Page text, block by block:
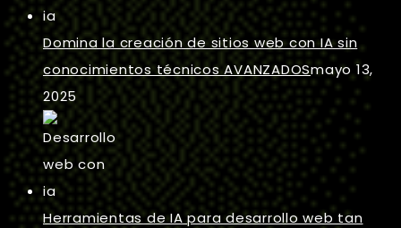
Domina la creación de sitios web con IA sin
conocimientos técnicos AVANZADOSmayo 13,
2025
Herramientas de IA para desarrollo web tan